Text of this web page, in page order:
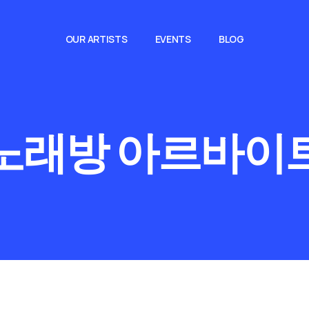
OUR ARTISTS EVENTS BLOG
래방 아르바이